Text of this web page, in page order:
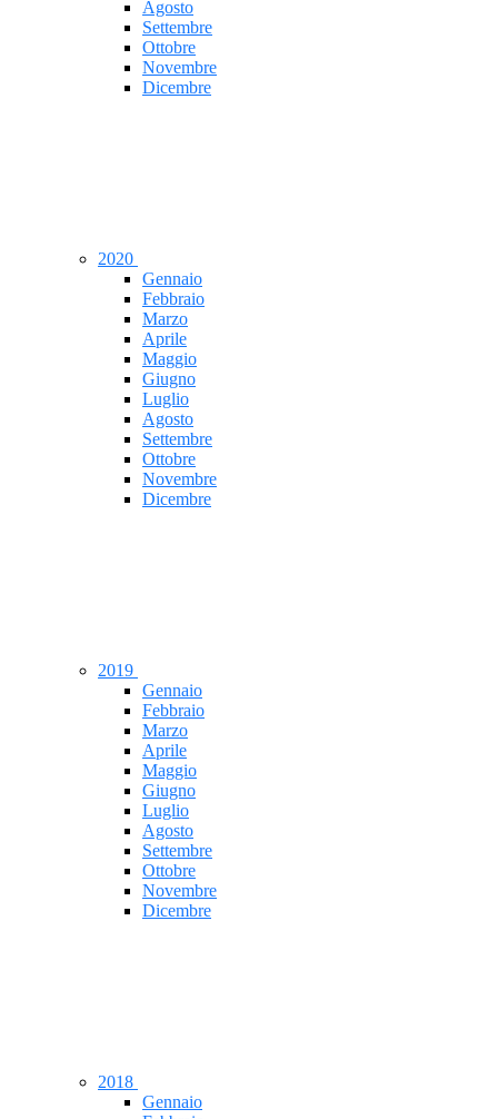
Agosto
Settembre
Ottobre
Novembre
Dicembre
2020
Gennaio
Febbraio
Marzo
Aprile
Maggio
Giugno
Luglio
Agosto
Settembre
Ottobre
Novembre
Dicembre
2019
Gennaio
Febbraio
Marzo
Aprile
Maggio
Giugno
Luglio
Agosto
Settembre
Ottobre
Novembre
Dicembre
2018
Gennaio